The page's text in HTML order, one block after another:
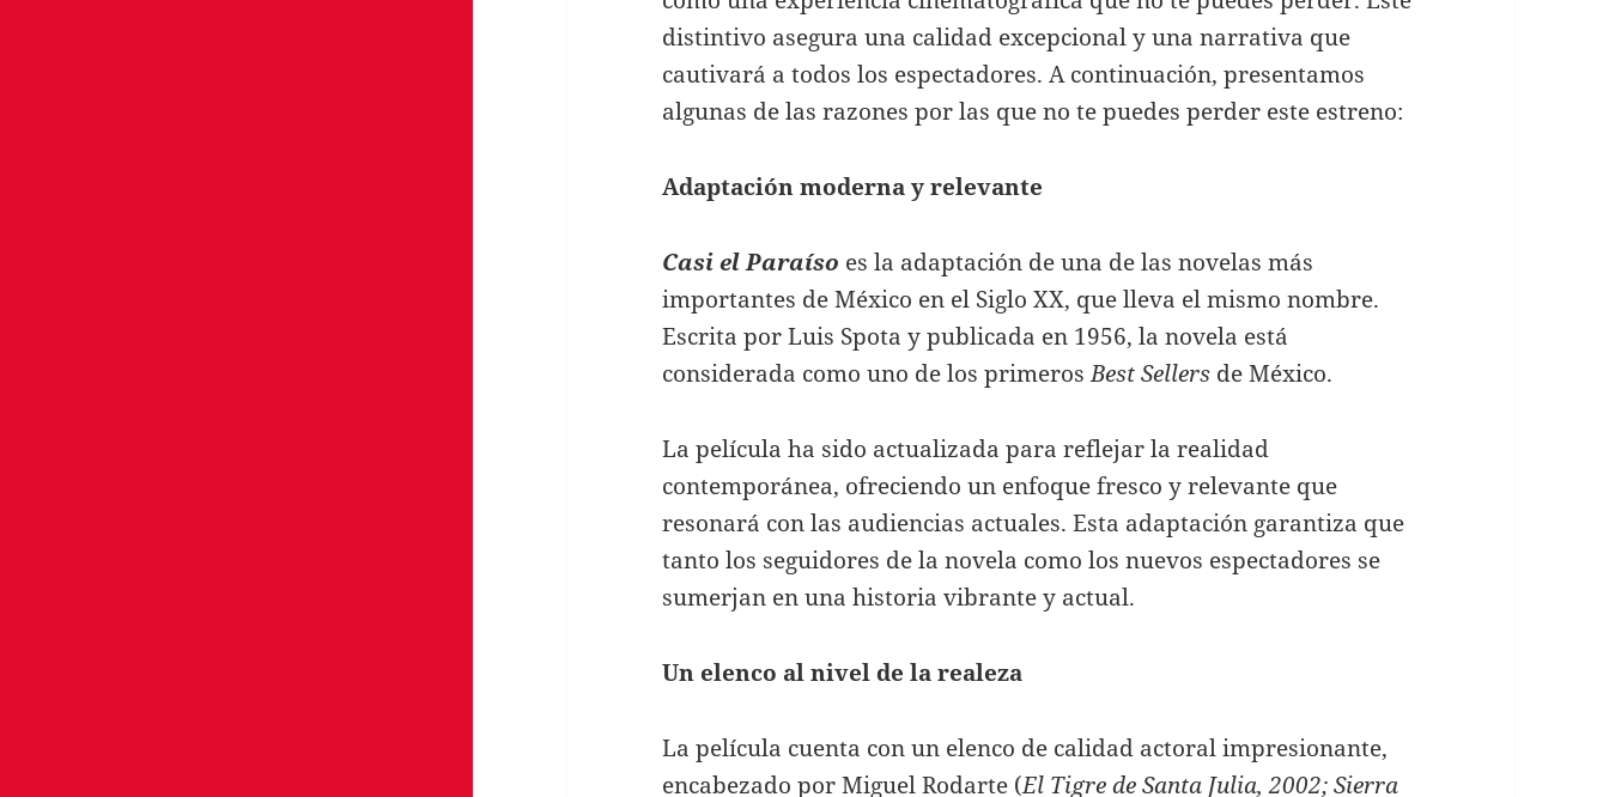
distintivo asegura una calidad excepcional y una narrativa que
cautivará a todos los espectadores. A continuación, presentamos
algunas de las razones por las que no te puedes perder este estreno:
Adaptación moderna y relevante
Casi el Paraíso es la adaptación de una de las novelas más
importantes de México en el Siglo XX, que lleva el mismo nombre.
Escrita por Luis Spota y publicada en 1956, la novela está
considerada como uno de los primerosBest Sellers de México.
La película ha sido actualizada para reflejar la realidad
contemporánea, ofreciendo un enfoque fresco y relevante que
resonará con las audiencias actuales. Esta adaptación garantiza que
tanto los seguidores de la novela como los nuevos espectadores se
sumerjan en una historia vibrante y actual.
Un elenco al nivel de la realeza
La película cuenta con un elenco de calidad actoral impresionante,
encabezado por Miguel Rodarte (El Tigre de Santa Julia, 2002; Sierra